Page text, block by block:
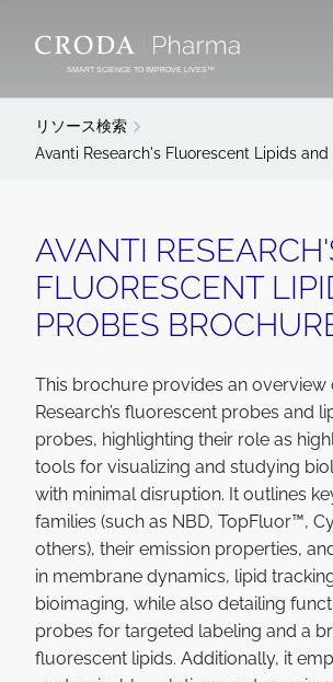
ン
ー
SMART SCIENCE TO IMPROVE LIVES™
リソース検索
Avanti Research's Fluorescent Lipids
AVANTI
FLUORESCENT
PROBES
This brochure provides an overview
Research’s fluorescent probes and
probes, highlighting their role as
tools for visualizing and studying
with minimal disruption. It outlines
families (such as NBD, TopFluor™,
others), their emission properties,
in membrane dynamics, lipid
bioimaging, while also detailing
probes for targeted labeling and a
fluorescent lipids. Additionally, it